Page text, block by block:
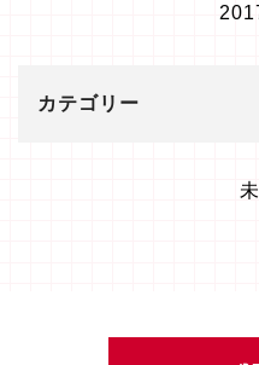
カテゴリー